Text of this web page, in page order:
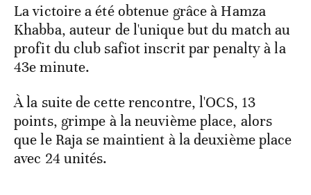
La victoire a été obtenue grâce à Hamza
Khabba, auteur de l'unique but du match au
profit du club safiot inscrit par penalty à la
43e minute.
À la suite de cette rencontre, l'OCS, 13
points, grimpe à la neuvième place, alors
que le Raja se maintient à la deuxième place
avec 24 unités.